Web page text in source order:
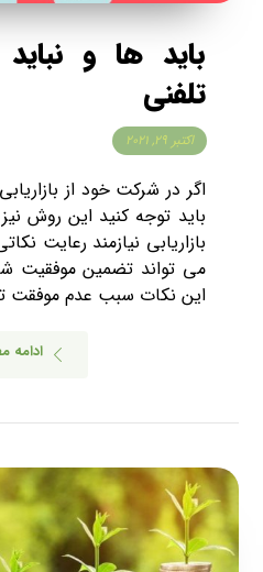
باید ها و نباید
تلفنی
اکتبر ۲۹, ۲۰۲۱
اگر در شرکت خود از
باید توجه کنید این روش
بازاریابی نیازمند رعایت
می تواند تضمین موفقیت
این نکات سبب عدم موفقت
ادامه